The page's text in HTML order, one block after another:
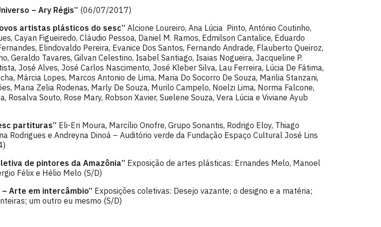
– Ary Régis” (06/07/2017)
artistas plásticos do sesc” Alcione Loureiro, Ana Lúcia Pinto, António Coutinho,
Cayan Figueiredo, Cláudio Pessoa, Daniel M. Ramos, Edmilson Cantalice, Eduardo
Elindovaldo Pereira, Evanice Dos Santos, Fernando Andrade, Flauberto Queiroz,
Geraldo Tavares, Gilvan Celestino, Isabel Santiago, Isaias Nogueira, Jacqueline P.
José Alves, José Carlos Nascimento, José Kleber Silva, Lau Ferreira, Lúcia De Fátima,
Márcia Lopes, Marcos Antonio de Lima, Maria Do Socorro De Souza, Marilia Stanzani,
Maria Zelia Rodenas, Marly De Souza, Murilo Campelo, Noelzi Lima, Norma Falcone,
Rosalva Souto, Rose Mary, Robson Xavier, Suelene Souza, Vera Lúcia e Viviane Ayub
partituras” Eli-Eri Moura, Marcílio Onofre, Grupo Sonantis, Rodrigo Eloy, Thiago
Rodrigues e Andreyna Dinoá – Auditório verde da Fundação Espaço Cultural José Lins
de pintores da Amazônia” Exposição de artes plásticas: Ernandes Melo, Manoel
Félix e Hélio Melo (S/D)
– Arte em intercâmbio” Exposições coletivas: Desejo vazante; o designo e a matéria;
um outro eu mesmo (S/D)